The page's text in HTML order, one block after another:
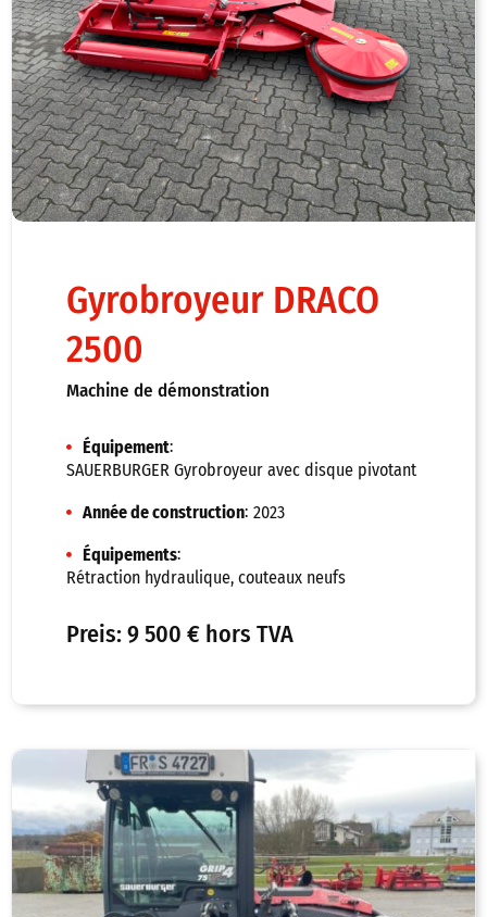
Gyrobroyeur DRACO
2500
Machine de démonstration
Équipement:
SAUERBURGER Gyrobroyeur avec disque pivotant
Année de construction: 2023
Équipements:
Rétraction hydraulique, couteaux neufs
Preis: 9 500 € hors TVA